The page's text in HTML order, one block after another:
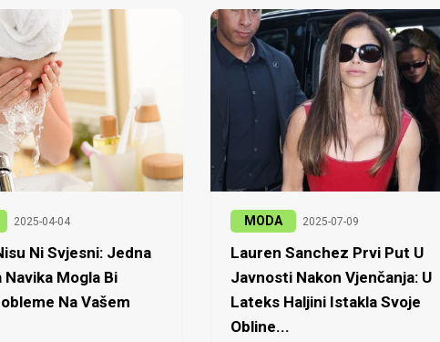
2025-04-04
Ni Svjesni: Jedna
Navika Mogla Bi
Na Vašem
MODA 2025-07-09
Lauren Sanchez Prvi Put U
Javnosti Nakon Vjenčanja: U
Lateks Haljini Istakla Svoje
Obline...